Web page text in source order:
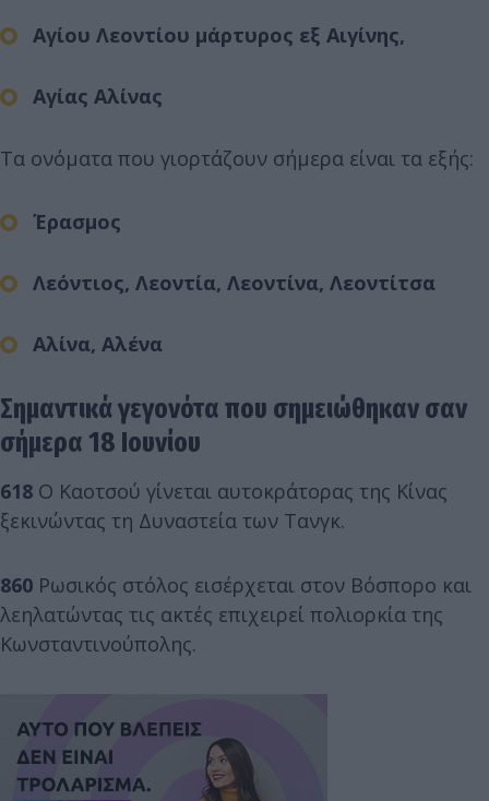
Αγίου Λεοντίου μάρτυρος εξ Αιγίνης,
Αγίας Αλίνας
Τα ονόματα που γιορτάζουν σήμερα είναι τα εξής:
Έρασμος
Λεόντιος, Λεοντία, Λεοντίνα, Λεοντίτσα
Αλίνα, Αλένα
Σημαντικά γεγονότα που σημειώθηκαν σαν
σήμερα 18 Ιουνίου
618 Ο Καοτσού γίνεται αυτοκράτορας της Κίνας
ξεκινώντας τη Δυναστεία των Τανγκ.
860 Ρωσικός στόλος εισέρχεται στον Βόσπορο και
λεηλατώντας τις ακτές επιχειρεί πολιορκία της
Κωνσταντινούπολης.